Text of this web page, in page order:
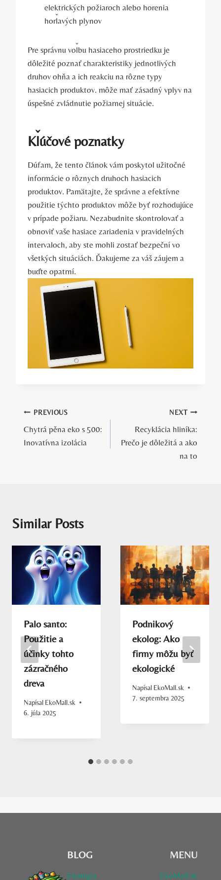
elektrických požiaroch alebo horenia
horľavých plynov
Pre správnu voľbu hasiaceho prostriedku je
dôležité poznať charakteristiky jednotlivých
druhov ohňa a ich reakciu na rôzne typy
hasiacich produktov. môže mať zásadný vplyv na
úspešné zvládnutie požiarnej situácie.
Kľúčové poznatky
Dúfam, že tento článok vám poskytol užitočné
informácie o rôznych druhoch hasiacich
produktov. Pamätajte, že správne a efektívne
použitie týchto produktov môže byť rozhodujúce
v prípade požiaru. Nezabudnite skontrolovať a
obnoviť vaše hasiace zariadenia v pravidelných
intervaloch, aby ste mohli zostať bezpeční vo
všetkých situáciách. Ďakujeme za váš záujem a
buďte opatrní.
Navigácia
v
PREVIOUS
Chytrá pěna eko s 500:
Inovatívna izolácia
NEXT
Recyklácia hliníka:
Prečo je dôležitá a ako
na to
Similar Posts
Palo santo:
Použitie a
účinky tohto
zázračného
dreva
Napísal EkoMall.sk
6. júla 2025
Podnikový
ekolog: Ako
firmy môžu byť
ekologické
Napísal EkoMall.sk
7. septembra 2025
BLOG
Ekologia
MENU
EkoMall.sk